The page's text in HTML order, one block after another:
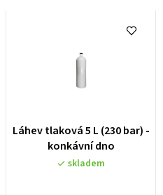
Průměrné
hodnocení
produktu
Láhev tlaková 5 L (230 bar) -
konkávní dno
skladem